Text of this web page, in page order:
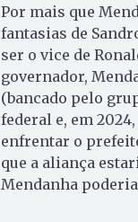
Por mais que
fantasias de
ser o vice de
governador,
(bancado pelo
federal e, em
enfrentar o
que a aliança
Mendanha